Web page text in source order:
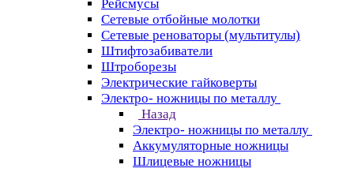
Рейсмусы
Сетевые отбойные молотки
Сетевые реноваторы (мультитулы)
Штифтозабиватели
Штроборезы
Электрические гайковерты
Электро- ножницы по металлу
Назад
Электро- ножницы по металлу
Аккумуляторные ножницы
Шлицевые ножницы